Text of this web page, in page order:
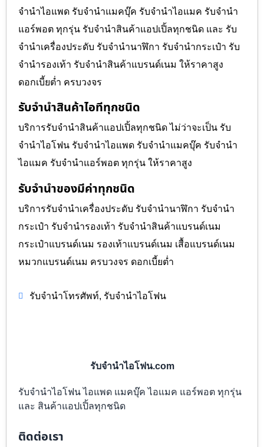
จำนำไอแพด รับจำนำแมคบุ๊ค รับจำนำไอแมค รับจำนำ
แอร์พอต ทุกรุ่น รับจำนำสินค้าแอปเปิ้ลทุกชนิด และ รับ
จำนำเครื่องประดับ รับจำนำนาฬิกา รับจำนำกระเป๋า รับ
จำนำรองเท้า รับจำนำสินค้าแบรนด์เนม ให้ราคาสูง
ดอกเบี้ยต่ำ ครบวงจร
รับจำนำสินค้าไอทีทุกชนิด
บริการรับจำนำสินค้าแอปเปิ้ลทุกชนิด ไม่ว่าจะเป็น รับ
จำนำไอโฟน รับจำนำไอแพด รับจำนำแมคบุ๊ค รับจำนำ
ไอแมค รับจำนำแอร์พอต ทุกรุ่น ให้ราคาสูง
รับจำนำของมีค่าทุกชนิด
บริการรับจำนำเครื่องประดับ รับจำนำนาฬิกา รับจำนำ
กระเป๋า รับจำนำรองเท้า รับจำนำสินค้าแบรนด์เนม
กระเป๋าแบรนด์เนม รองเท้าแบรนด์เนม เสื้อแบรนด์เนม
หมวกแบรนด์เนม ครบวงจร ดอกเบี้ยต่ำ
รับจำนำโทรศัพท์, รับจำนำไอโฟน
รับจำนำไอโฟน.com
รับจำนำไอโฟน ไอแพด แมคบุ๊ค ไอแมค แอร์พอต ทุกรุ่น
และ สินค้าแอปเปิ้ลทุกชนิด
ติดต่อเรา